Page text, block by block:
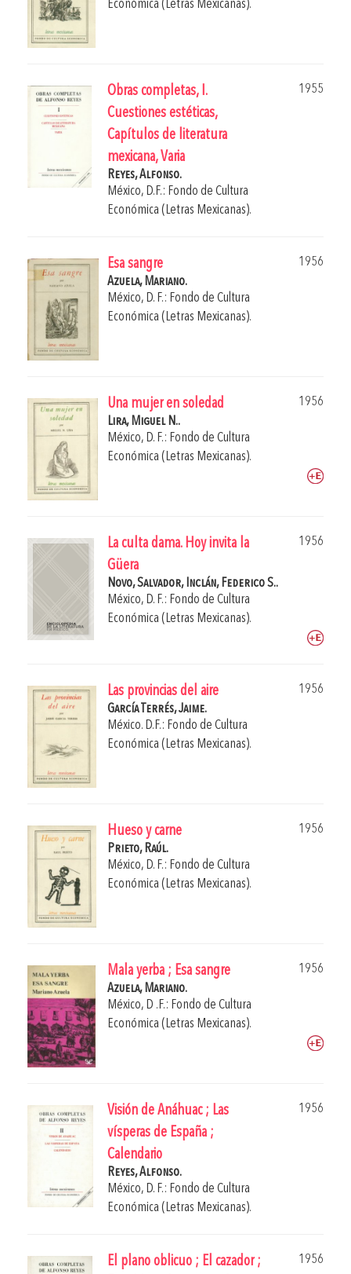
Económica (Letras Mexicanas).
Obras completas, I.
Cuestiones estéticas,
Capítulos de literatura
mexicana, Varia
1955
Reyes, Alfonso.
México, D.F.: Fondo de Cultura
Económica (Letras Mexicanas).
Esa sangre
1956
Azuela, Mariano.
México, D. F.: Fondo de Cultura
Económica (Letras Mexicanas).
Una mujer en soledad
1956
Lira, Miguel N..
México, D. F.: Fondo de Cultura
Económica (Letras Mexicanas).
La culta dama. Hoy invita la
Güera
1956
Novo, Salvador, Inclán, Federico S..
México, D. F.: Fondo de Cultura
Económica (Letras Mexicanas).
Las provincias del aire
1956
García Terrés, Jaime.
México. D.F.: Fondo de Cultura
Económica (Letras Mexicanas).
Hueso y carne
1956
Prieto, Raúl.
México, D. F.: Fondo de Cultura
Económica (Letras Mexicanas).
Mala yerba ; Esa sangre
1956
Azuela, Mariano.
México, D .F.: Fondo de Cultura
Económica (Letras Mexicanas).
Visión de Anáhuac ; Las
vísperas de España ;
Calendario
1956
Reyes, Alfonso.
México, D. F.: Fondo de Cultura
Económica (Letras Mexicanas).
El plano oblicuo ; El cazador ;
1956